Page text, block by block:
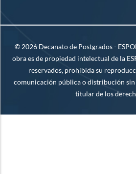
© 2026 Decanato de Postgrados -
obra es de propiedad intelectual de la
reservados, prohibida su
comunicación pública o distribución
titular de los